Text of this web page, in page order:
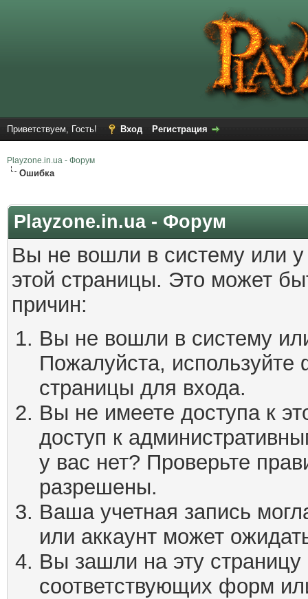
Приветствуем, Гость! Вход Регистрация
Playzone.in.ua - Форум
Ошибка
Playzone.in.ua - Форум
Вы не вошли в систему или
этой страницы. Это может
причин:
Вы не вошли в систему
Пожалуйста,
страницы для входа.
Вы не имеете доступа к
доступ к
у вас нет? Проверьте
разрешены.
Ваша учетная запись
или аккаунт может
Вы зашли на эту
соответствующих форм